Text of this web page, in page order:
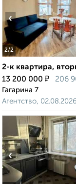
2/2
‹
2-к квартира,
13 200 000 ₽ 206
Гагарина 7
Агентство, 02.08.2026
‹